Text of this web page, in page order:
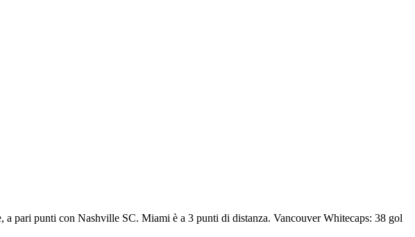
pari punti con Nashville SC. Miami è a 3 punti di distanza. Vancouver Whitecaps: 38 gol